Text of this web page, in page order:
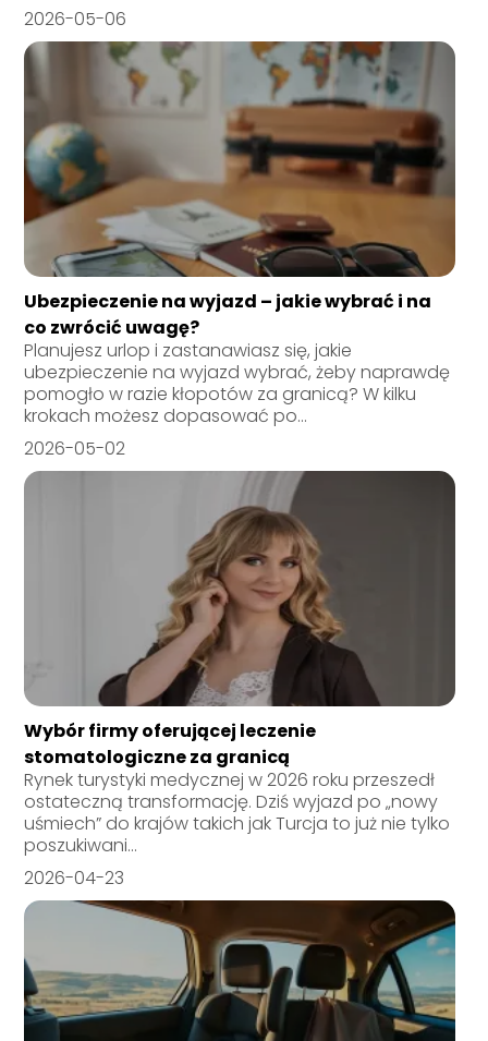
2026-05-06
Ubezpieczenie na wyjazd – jakie wybrać i na
co zwrócić uwagę?
Planujesz urlop i zastanawiasz się, jakie
ubezpieczenie na wyjazd wybrać, żeby naprawdę
pomogło w razie kłopotów za granicą? W kilku
krokach możesz dopasować po...
2026-05-02
Wybór firmy oferującej leczenie
stomatologiczne za granicą
Rynek turystyki medycznej w 2026 roku przeszedł
ostateczną transformację. Dziś wyjazd po „nowy
uśmiech” do krajów takich jak Turcja to już nie tylko
poszukiwani...
2026-04-23